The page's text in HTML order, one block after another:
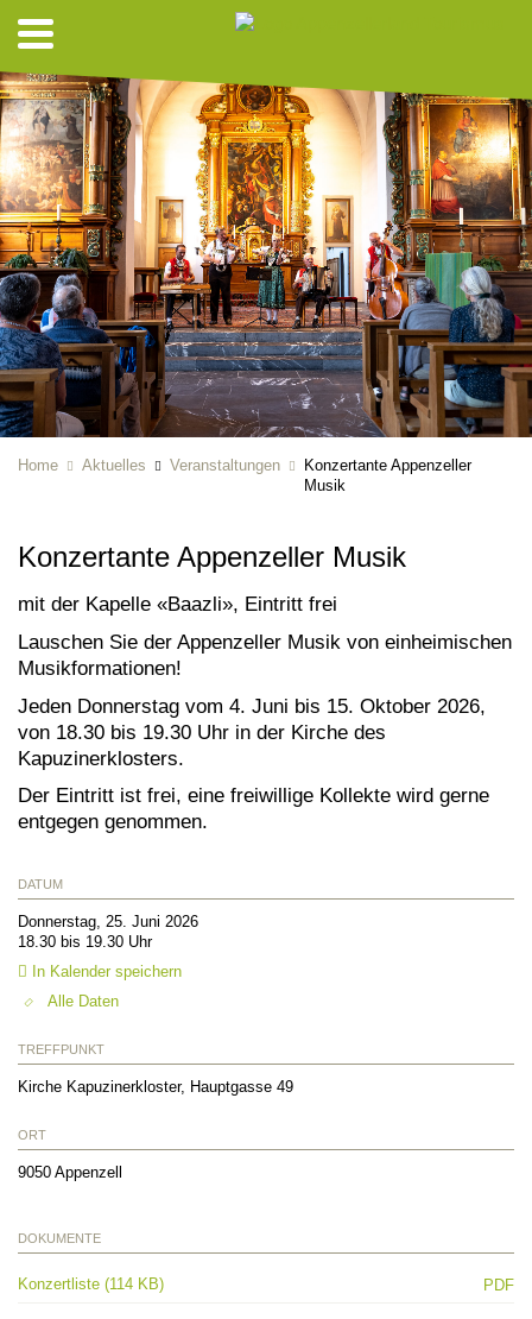
Home Aktuelles Veranstaltungen
Konzertante Appenzeller
Musik
Konzertante Appenzeller Musik
mit der Kapelle «Baazli», Eintritt frei
Lauschen Sie der Appenzeller Musik von einheimischen
Musikformationen!
Jeden Donnerstag vom 4. Juni bis 15. Oktober 2026,
von 18.30 bis 19.30 Uhr in der Kirche des
Kapuzinerklosters.
Der Eintritt ist frei, eine freiwillige Kollekte wird gerne
entgegen genommen.
DATUM
Donnerstag, 25. Juni 2026
18.30 bis 19.30 Uhr
In Kalender speichern
Alle Daten
TREFFPUNKT
Kirche Kapuzinerkloster, Hauptgasse 49
ORT
9050 Appenzell
DOKUMENTE
Konzertliste (114 KB) PDF